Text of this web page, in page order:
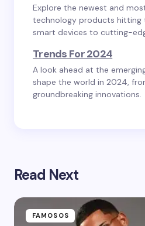
Explore the newest and
technology products hitting
smart devices to cutting-
Trends For 2024
A look ahead at the
shape the world in 2024,
groundbreaking innovations.
Read Next
FAMOSOS